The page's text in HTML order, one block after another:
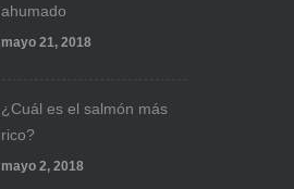
ahumado
mayo 21, 2018
¿Cuál es el salmón más
rico?
mayo 2, 2018